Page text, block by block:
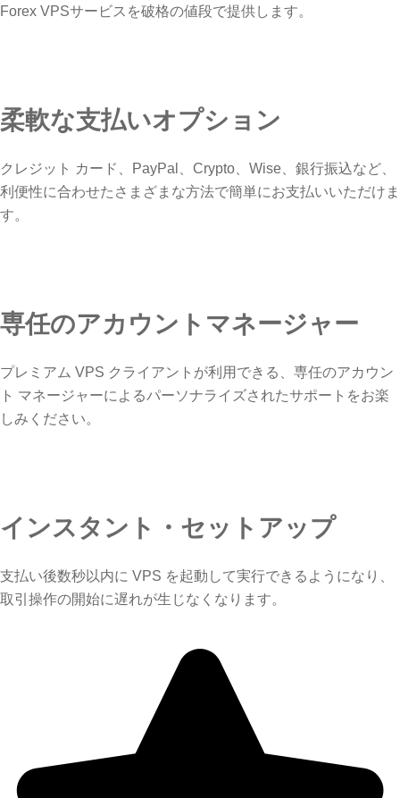
Forex VPSサービスを破格の値段で提供します。
柔軟な支払いオプション
クレジット カード、PayPal、Crypto、Wise、銀行振込など、
利便性に合わせたさまざまな方法で簡単にお支払いいただけま
す。
専任のアカウントマネージャー
プレミアム VPS クライアントが利用できる、専任のアカウン
ト マネージャーによるパーソナライズされたサポートをお楽
しみください。
インスタント・セットアップ
支払い後数秒以内に VPS を起動して実行できるようになり、
取引操作の開始に遅れが生じなくなります。